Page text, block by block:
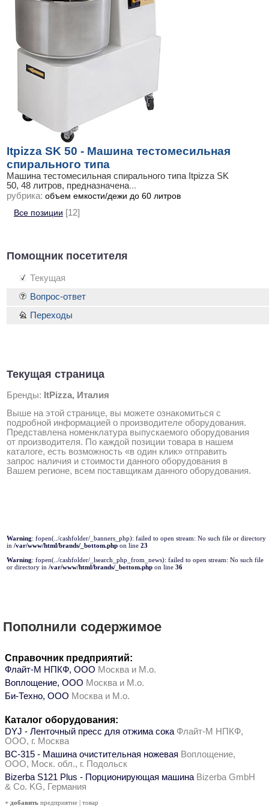
Itpizza SK 50 - Машина тестомесильная
спирального типа
Машина тестомесильная спирального типа Itpizza SK
50, 48 литров, предназначена...
рубрика: объем емкости/дежи до 60 литров
Все позиции [12]
Помощник посетителя
Текущая
Текущая страница
Бренды: ItPizza, Италия
Выше на этой странице, вы можете ознакомиться с
подробной информацией о производителе оборудования.
Представлена номенклатура выпускаемого оборудования
от производителя. По каждой позиции товара в нашем
каталоге, есть возможность «в один клик» отправить
запрос наличия и стоимости данного оборудования в
Вашем регионе, всем поставщикам данного оборудования.
Вопрос-ответ
Переходы
Warning: fopen(../cashfolder/_banners_php): failed to open stream: No such file or directory
in /var/www/html/brands/_bottom.php on line 23
Warning: fopen(../cashfolder/_lsearch_php_from_news): failed to open stream: No such file
or directory in /var/www/html/brands/_bottom.php on line 36
Пополнили содержимое
Справочник предприятий:
Флайт-М НПКФ, ООО Москва и М.о.
Воплощение, ООО Москва и М.о.
Би-Техно, ООО Москва и М.о.
Каталог оборудования:
DYJ - Ленточный пресс для отжима сока Флайт-М НПКФ,
ООО, г. Москва
ВС-315 - Машина очистительная ножевая Воплощение,
ООО, Моск. обл., г. Подольск
Bizerba S121 Plus - Порционирующая машина Bizerba GmbH
& Co. KG, Германия
+ добавить предприятие | товар